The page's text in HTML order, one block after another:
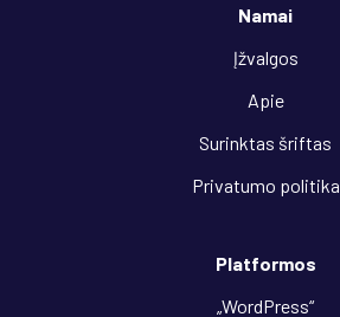
Namai
Įžvalgos
Apie
Surinktas šriftas
Privatumo politika
Platformos
„WordPress“